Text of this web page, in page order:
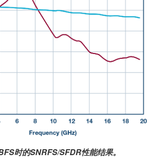
时的SNRFS/SFDR性能结果。